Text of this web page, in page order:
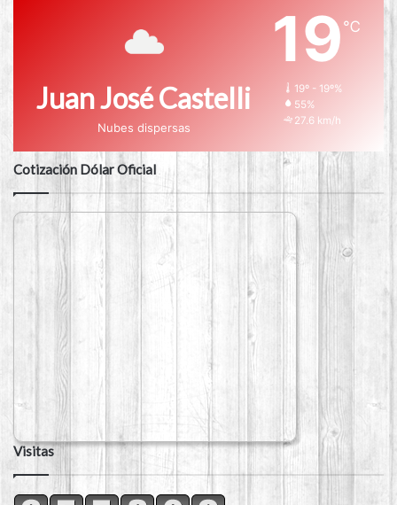
Juan José Castelli
Nubes dispersas
19℃
19º - 19º%
55%
27.6 km/h
Cotización Dólar Oficial
Visitas